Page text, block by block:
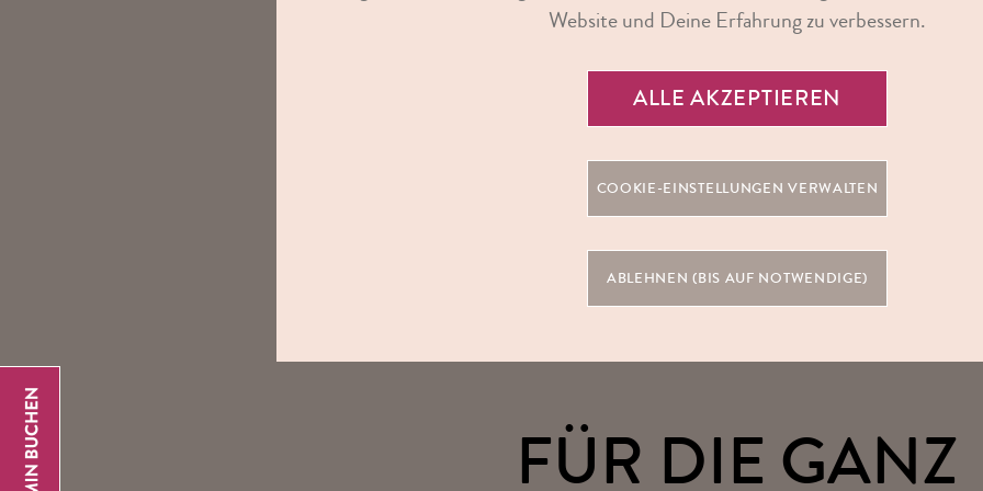
bedeutungsvolles Fotoshooting. Ideal für kleineAbschiedsgeschenke
Junggesellinnenabschied
Feiere den letzten Tag in Freiheit mit einem aufregenden Fotoshooting
Junggesellenabschiedund ein perfektes Andenken für alle
FÜR DIE GANZ
Website und Deine Erfahrung zu verbessern.
ALLE AKZEPTIEREN
COOKIE-EINSTELLUNGEN VERWALTEN
ABLEHNEN (BIS AUF NOTWENDIGE)